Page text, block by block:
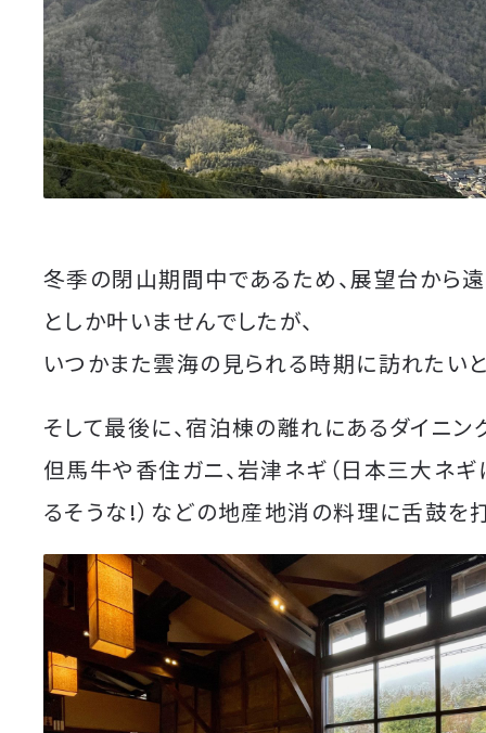
冬季の閉山期間中であるため、展望台から
としか叶いませんでしたが、
いつかまた雲海の見られる時期に訪れたい
そして最後に、宿泊棟の離れにあるダイニン
但馬牛や香住ガニ、岩津ネギ（日本三大ネ
るそうな!）などの地産地消の料理に舌鼓を